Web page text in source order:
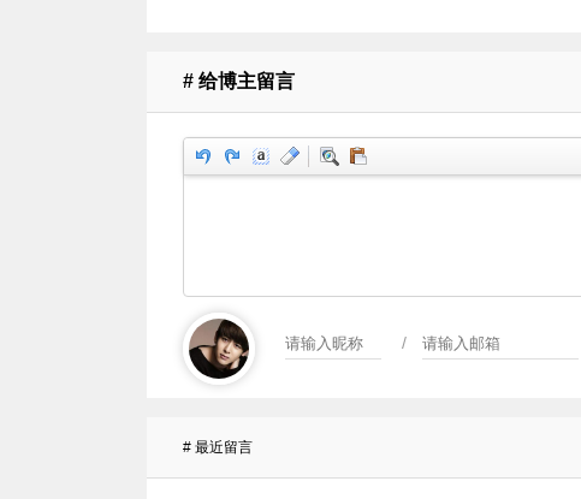
# 给博主留言
/
# 最近留言